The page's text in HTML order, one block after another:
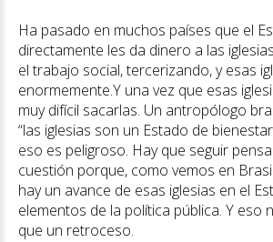
Ha pasado en muchos países que el
directamente les da dinero a las
el trabajo social, tercerizando, y esas
enormemente.Y una vez que esas
muy difícil sacarlas. Un antropólogo
“las iglesias son un Estado de
eso es peligroso. Hay que seguir
cuestión porque, como vemos en
hay un avance de esas iglesias en el
elementos de la política pública. Y eso
que un retroceso.